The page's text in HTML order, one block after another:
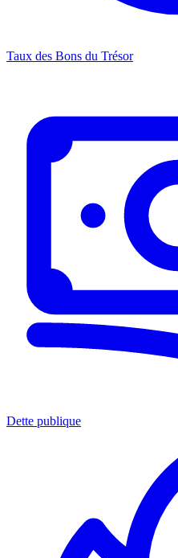
Taux des Bons du Trésor
Dette publique